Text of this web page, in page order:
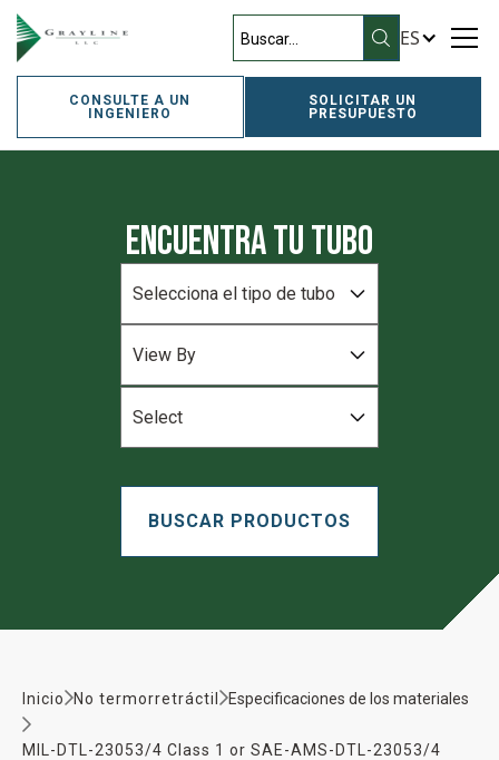
ES
CONSULTE A UN
INGENIERO
SOLICITAR UN
PRESUPUESTO
Encuentra tu tubo
Inicio No termorretráctil Especificaciones de los materiales
MIL-DTL-23053/4 Class 1 or SAE-AMS-DTL-23053/4